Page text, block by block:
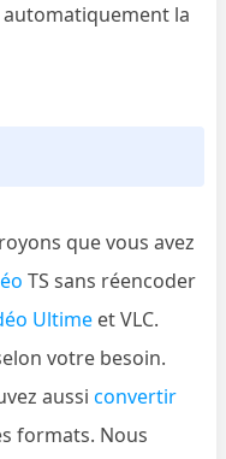
automatiquement la
que vous avez
TS sans réencoder
Ultime et VLC.
votre besoin.
aussiconvertir
formats. Nous